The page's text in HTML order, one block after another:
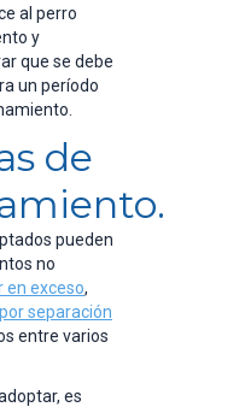
al perro
y
que se debe
un período
de
pueden
no
en exceso,
separación
entre varios
es